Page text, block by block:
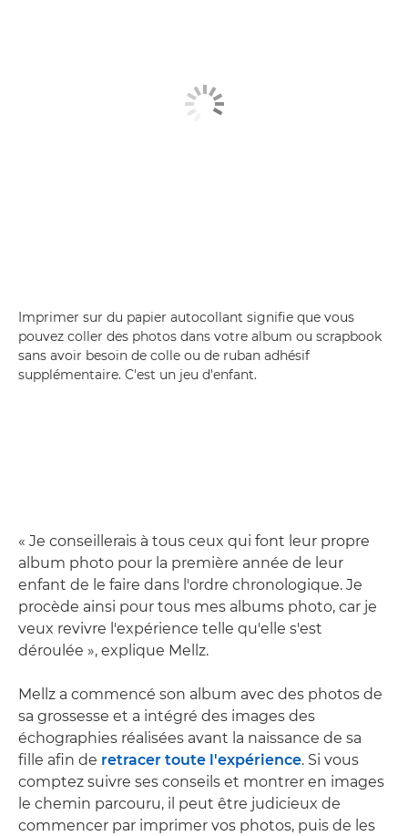
Imprimer sur du papier autocollant signifie que vous
pouvez coller des photos dans votre album ou scrapbook
sans avoir besoin de colle ou de ruban adhésif
supplémentaire. C'est un jeu d'enfant.
« Je conseillerais à tous ceux qui font leur propre
album photo pour la première année de leur
enfant de le faire dans l'ordre chronologique. Je
procède ainsi pour tous mes albums photo, car je
veux revivre l'expérience telle qu'elle s'est
déroulée », explique Mellz.
Mellz a commencé son album avec des photos de
sa grossesse et a intégré des images des
échographies réalisées avant la naissance de sa
fille afin de retracer toute l'expérience. Si vous
comptez suivre ses conseils et montrer en images
le chemin parcouru, il peut être judicieux de
commencer par imprimer vos photos, puis de les